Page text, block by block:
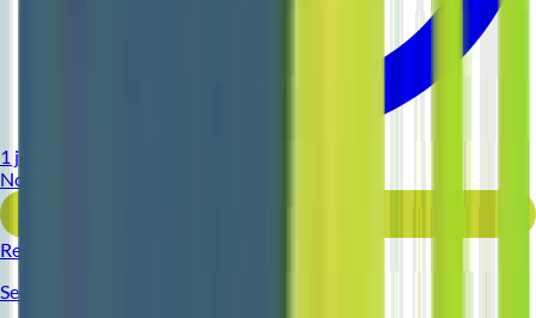
1 jour
Nouveau
Reso 44
Serveur (H/F)